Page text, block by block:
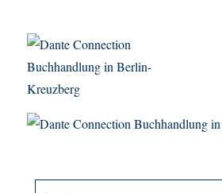
Dante Connection